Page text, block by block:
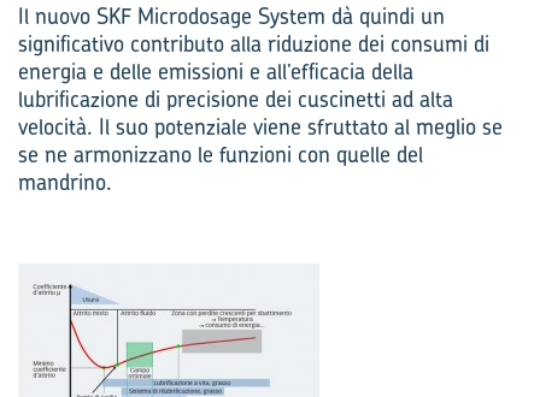
Il nuovo SKF Microdosage System dà quindi un
significativo contributo alla riduzione dei consumi di
energia e delle emissioni e all’efficacia della
lubrificazione di precisione dei cuscinetti ad alta
velocità. Il suo potenziale viene sfruttato al meglio se
se ne armonizzano le funzioni con quelle del
mandrino.